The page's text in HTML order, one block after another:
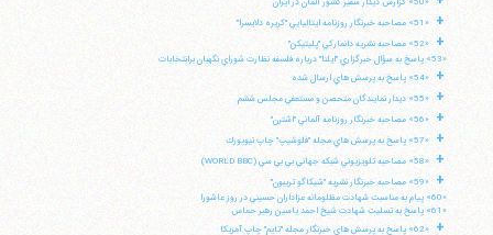
+ «51» مصاحبه خبرنگار روزنامه ايتاليايي "كريره دلايسرا"
+
«52» مصاحبه نشريه دانماركي "پليتيكن"
«53» پاسخ به سؤال خبرگزاري "ايلنا" درباره فلسفه نظارت شوراي نگهبان برانتخابات
+ «54» پاسخ به پرسش هاي ارسال شده
+ «55» ديدار نمايندگان متحصن و مستعفي مجلس ششم
+ «56» مصاحبه خبرنگار روزنامه آلماني "اشترن"
+ «57» پاسخ به پرسش هاي مجله "فلوشيپ" چاپ نيويورك
+ «58» مصاحبه تلويزيوني شبكه جهاني بي بي سي (WORLD BBC)
+
«59» مصاحبه خبرنگار نشريه "شيكاگو تريبون"
«60» پيام به مناسبت شهادت مظلومانه عزاداران حسيني در روز عاشورا
«61» پاسخ به تسليت شهادت شيخ احمد ياسين رهبر حماس
+
«62» پاسخ به پرسش هاي خبرنگار مجله "تايم" چاپ آمريكا
ایران،قم،میدان مصلّی، بلوار شهید محمّد منتظری، كوچه
شماره ٨
کد پستی: 3713744381
تلفن 37740011-25-98+ تا 14
فکس37740015-25-98+